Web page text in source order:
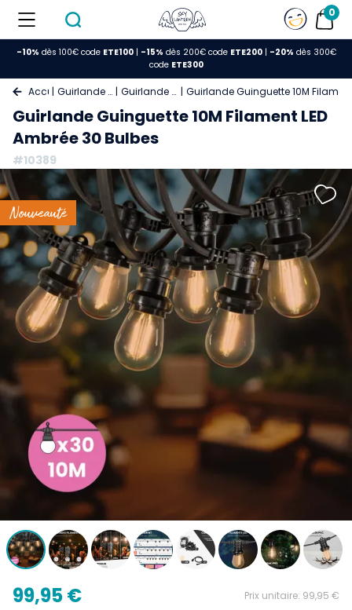
0
-10% dès 100€ code ETE100| -15% dès 200€ code ETE200| -20% dès 300€
code ETE300
Accueil Guirlande Lumineuse Guirlande Guinguette Guirlande Guinguette 10M
Guirlande Guinguette 10M Filament LED
Ambrée 30 Bulbes
#10389
Nouveauté
99,95 € Prix unitaire: 99,95 €